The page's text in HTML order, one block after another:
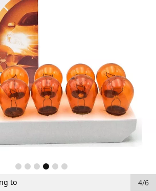
to 4/6